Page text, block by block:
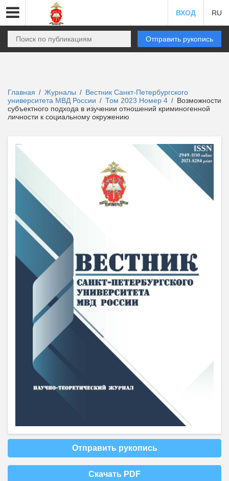
ВХОД RU
Отправить рукопись
Главная / Журналы / Вестник Санкт-Петербургского
университета МВД России / Том 2023 Номер 4 / Возможности
субъектного подхода в изучении отношений криминогенной
личности к социальному окружению
Отправить рукопись
Скачать PDF